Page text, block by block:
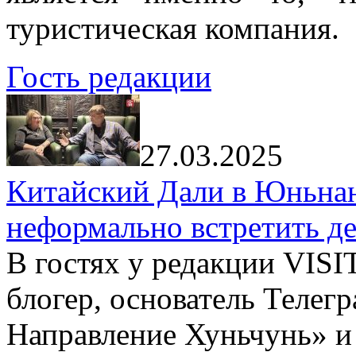
туристическая компания.
Гость редакции
27.03.2025
Китайский Дали в
неформально встретить
В гостях у редакции
блогер, основатель
Направление Хуньчунь»